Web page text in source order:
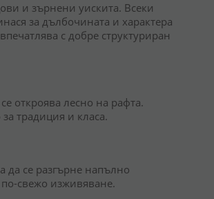
и зърнени уискита. Всеки
за дълбочината и характера
с добре структуриран
откроява лесно на рафта.
традиция и класа.
да се разгърне напълно
свежо изживяване.